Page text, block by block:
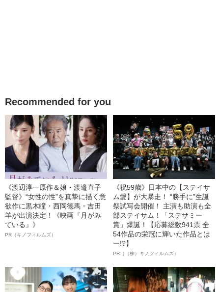
Recommended for you
《渡辺淳一原作＆娘・渡邉直子
監督》“女性の性”を真摯に描く意
欲作に黒木瞳・西岡德馬・吉田
羊が出演決定！《映画『月がみ
ている』》
PR（キノフィルムズ）
《祝59歳》日本中の【ステイサ
ム愛】が大暴走！ “勝手に”生誕
祭試写会開催！ 主演も助演も全
部ステイサム！「ステサミー
賞」爆誕！【応募総数941票 全
54作品の栄冠に輝いた作品とは
ー!?】
PR（（株）キノフィルムズ）